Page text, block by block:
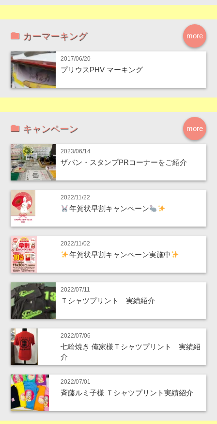
more
カーマーキング
2017/06/20
プリウスPHV マーキング
more
キャンペーン
2023/06/14
ザバン・スタンプPRコーナーをご紹介
2022/11/22
年賀状早割キャンペーン
2022/11/02
年賀状早割キャンペーン実施中
2022/07/11
Ｔシャツプリント 実績紹介
2022/07/06
七輪焼き 俺家様Ｔシャツプリント 実績紹
介
2022/07/01
斉藤ルミ子様 Ｔシャツプリント実績紹介